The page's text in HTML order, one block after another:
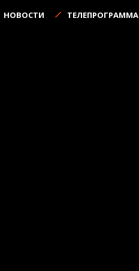
НОВОСТИ ТЕЛЕПРОГРАММА